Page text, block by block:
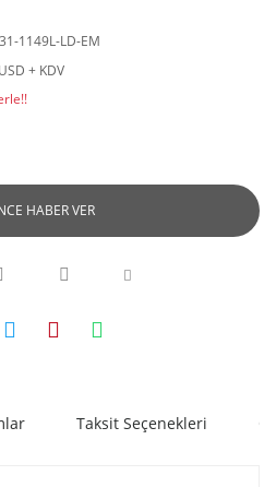
1149L-LD-EM
+ KDV
HABER VER
Taksit Seçenekleri